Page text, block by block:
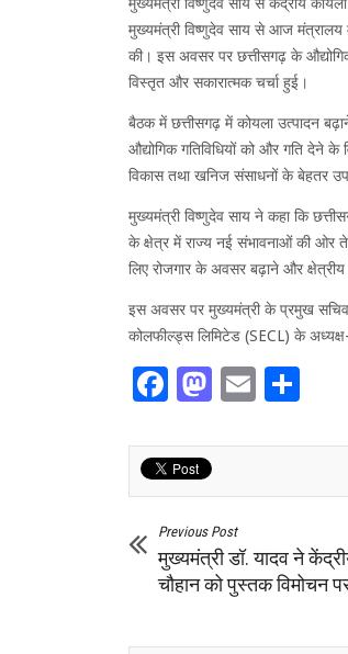
मुख्यमंत्री विष्णुदेव साय से आज मंत्रालय
की। इस अवसर पर छत्तीसगढ़ के
विस्तृत और सकारात्मक चर्चा हुई।
बैठक में छत्तीसगढ़ में कोयला उत्पादन
औद्योगिक गतिविधियों को और गति देने के
विकास तथा खनिज संसाधनों के बेहतर
मुख्यमंत्री विष्णुदेव साय ने कहा कि
के क्षेत्र में राज्य नई संभावनाओं की ओर
लिए रोजगार के अवसर बढ़ाने और
इस अवसर पर मुख्यमंत्री के प्रमुख
कोलफील्ड्स लिमिटेड (SECL) के
Facebook
Email
Previous Post
मुख्यमंत्री डॉ. यादव ने
चौहान को पुस्तक विमोचन